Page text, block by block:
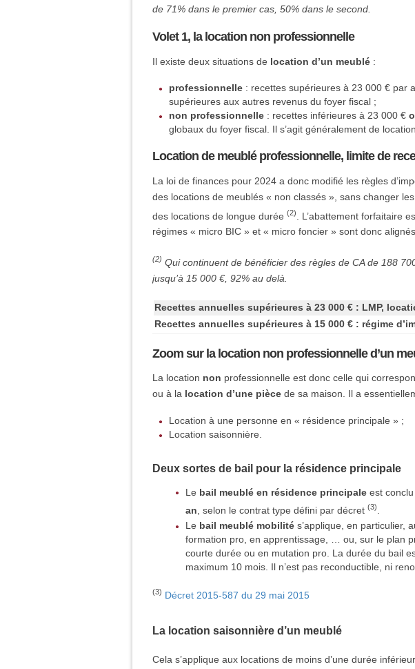
de 71% dans le premier cas, 50% dans le second.
Volet 1, la location non professionnelle
Il existe deux situations de location d’un meublé :
professionnelle : recettes supérieures à 23 000 € par
supérieures aux autres revenus du foyer fiscal ;
non professionnelle : recettes inférieures à 23 000 €
globaux du foyer fiscal. Il s’agit généralement de
Location de meublé professionnelle, limite de
La loi de finances pour 2024 a donc modifié les règles
des locations de meublés « non classés », sans changer
des locations de longue durée (2)
. L’abattement forfaitaire
régimes « micro BIC » et « micro foncier » sont donc
(2) Qui continuent de bénéficier des règles de CA de 188
jusqu’à 15 000 €, 92% au delà.
Recettes annuelles supérieures à 23 000 € : LMP,
Recettes annuelles supérieures à 15 000 € : régime
Zoom sur la location non professionnelle d’un
La location non professionnelle est donc celle qui
ou à la location d’une pièce de sa maison. Il a
Location à une personne en « résidence principale » ;
Location saisonnière.
Deux sortes de bail pour la résidence principale
Le bail meublé en résidence principale est
an , selon le contrat type défini par décret (3)
Le bail meublé mobilité s’applique, en particulier,
formation pro, en apprentissage, … ou, sur le plan
courte durée ou en mutation pro. La durée du bail
maximum 10 mois. Il n’est pas reconductible, ni
(3) Décret 2015-587 du 29 mai 2015
La location saisonnière d’un meublé
Cela s’applique aux locations de moins d’une durée